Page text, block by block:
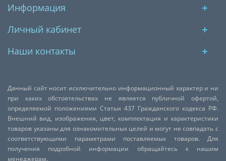
Информация
Личный кабинет
Наши контакты
Данный сайт носит исключительно информационный характер и ни
при каких обстоятельствах не является публичной офертой,
определяемой положениями Статьи 437 Гражданского кодекса РФ.
Внешний вид, изображения, цвет, комплектация и характеристики
товаров указаны для ознакомительных целей и могут не совпадать с
соответствующими параметрами поставляемых товаров. Для
получения подробной информации обращайтесь к нашим
менеджерам.